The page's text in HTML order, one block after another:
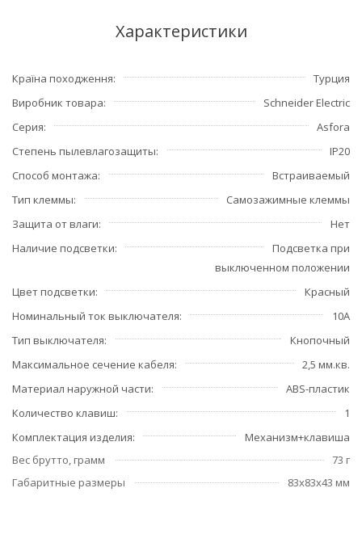
Характеристики
Країна походження
Турция
Виробник товара
Schneider Electric
Серия
Asfora
Степень пылевлагозащиты
IP20
Способ монтажа
Встраиваемый
Тип клеммы
Самозажимные клеммы
Защита от влаги
Нет
Наличие подсветки
Подсветка при
выключенном положении
Цвет подсветки
Красный
Номинальный ток выключателя
10А
Тип выключателя
Кнопочный
Максимальное сечение кабеля
2,5 мм.кв.
Материал наружной части
ABS-пластик
Количество клавиш
1
Комплектация изделия
Механизм+клавиша
Вес брутто, грамм
73 г
Габаритные размеры
83x83x43 мм